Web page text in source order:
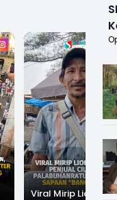
Viral Mirip Lionel